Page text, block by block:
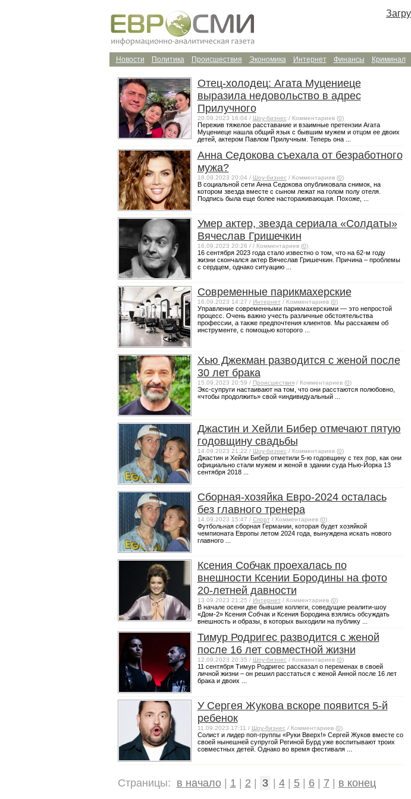
Криминал
Финансы
Интернет
Экономика
Происшествия
Политика
Новости
Отец-холодец: Агата Муцениеце
выразила недовольство в адрес
Прилучного
20.09.2023 16:04 / Шоу-бизнес/ Комментариев (0)
Пережив тяжелое расставание и взаимные претензии Агата
Муцениеце нашла общий язык с бывшим мужем и отцом ее двоих
детей, актером Павлом Прилучным. Теперь она ...
Анна Седокова съехала от безработного
мужа?
18.09.2023 20:04 / Шоу-бизнес/ Комментариев (0)
В социальной сети Анна Седокова опубликовала снимок, на
котором звезда вместе с сыном лежат на голом полу отеля.
Подпись была еще более настораживающая. Похоже, ...
Умер актер, звезда сериала «Солдаты»
Вячеслав Гришечкин
16.09.2023 20:26 / / Комментариев (0)
16 сентября 2023 года стало известно о том, что на 62-м году
жизни скончался актер Вячеслав Гришечкин. Причина – проблемы
с сердцем, однако ситуацию ...
Современные парикмахерские
16.09.2023 14:27 / Интернет/ Комментариев (0)
Управление современными парикмахерскими — это непростой
процесс. Очень важно учесть различные обстоятельства
профессии, а также предпочтения клиентов. Мы расскажем об
инструменте, с помощью которого ...
Хью Джекман разводится с женой после
30 лет брака
15.09.2023 20:59 / Происшествия/ Комментариев (0)
Экс-супруги настаивают на том, что они расстаются полюбовно,
«чтобы продолжить» свой «индивидуальный ...
Джастин и Хейли Бибер отмечают пятую
годовщину свадьбы
14.09.2023 21:22 / Шоу-бизнес/ Комментариев (0)
Джастин и Хейли Бибер отметили 5-ю годовщину с тех пор, как они
официально стали мужем и женой в здании суда Нью-Йорка 13
сентября 2018 ...
Сборная-хозяйка Евро-2024 осталась
без главного тренера
14.09.2023 15:47 / Спорт/ Комментариев (0)
Футбольная сборная Германии, которая будет хозяйкой
чемпионата Европы летом 2024 года, вынуждена искать нового
главного ...
Ксения Собчак проехалась по
внешности Ксении Бородины на фото
20-летней давности
13.09.2023 21:25 / Интернет/ Комментариев (0)
В начале осени две бывшие коллеги, соведущие реалити-шоу
«Дом-2» Ксения Собчак и Ксения Бородина взялись обсуждать
внешность и образы, в которых выходили на публику ...
Тимур Родригес разводится с женой
после 16 лет совместной жизни
12.09.2023 20:35 / Шоу-бизнес/ Комментариев (0)
11 сентября Тимур Родригес рассказал о переменах в своей
личной жизни – он решил расстаться с женой Анной после 16 лет
брака и двоих ...
У Сергея Жукова вскоре появится 5-й
ребенок
11.09.2023 17:11 / Шоу-бизнес/ Комментариев (0)
Солист и лидер поп-группы «Руки Вверх!» Сергей Жуков вместе со
своей нынешней супругой Региной Бурд уже воспитывают троих
совместных детей. Однако во время фестиваля ...
Страницы: в начало| 1 2 3 4| 5| 6| 7 в конец